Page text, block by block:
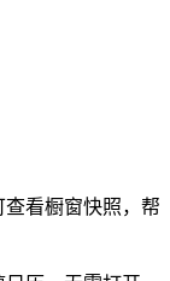
看橱窗快照，帮